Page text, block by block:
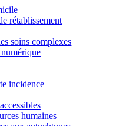
rétablissement
soins complexes
incidence
humaines